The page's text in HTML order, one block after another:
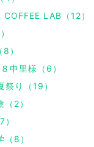
LAB（12）
）
中里様（6）
り（19）
2）
8）